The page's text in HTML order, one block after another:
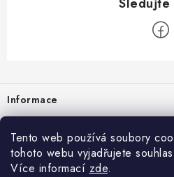
Tento web používá soubory
tohoto webu vyjadřujete
Více informací zde.
Informace
Prodejna
Rady a tipy